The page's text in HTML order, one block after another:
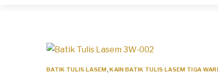
BATIK TULIS LASEM, KAIN BATIK TULIS LASEM TIGA